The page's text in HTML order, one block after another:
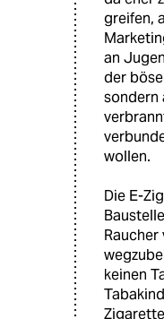
greifen,
an
der
sondern
wollen.
Die E-
keinen